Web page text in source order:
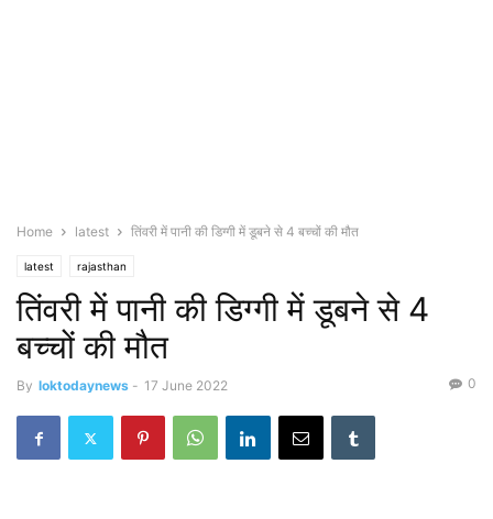
Home latest तिंवरी में पानी की डिग्गी में डूबने से 4 बच्चों की मौत
latest rajasthan
तिंवरी में पानी की डिग्गी में डूबने से 4
बच्चों की मौत
By loktodaynews - 17 June 2022 0